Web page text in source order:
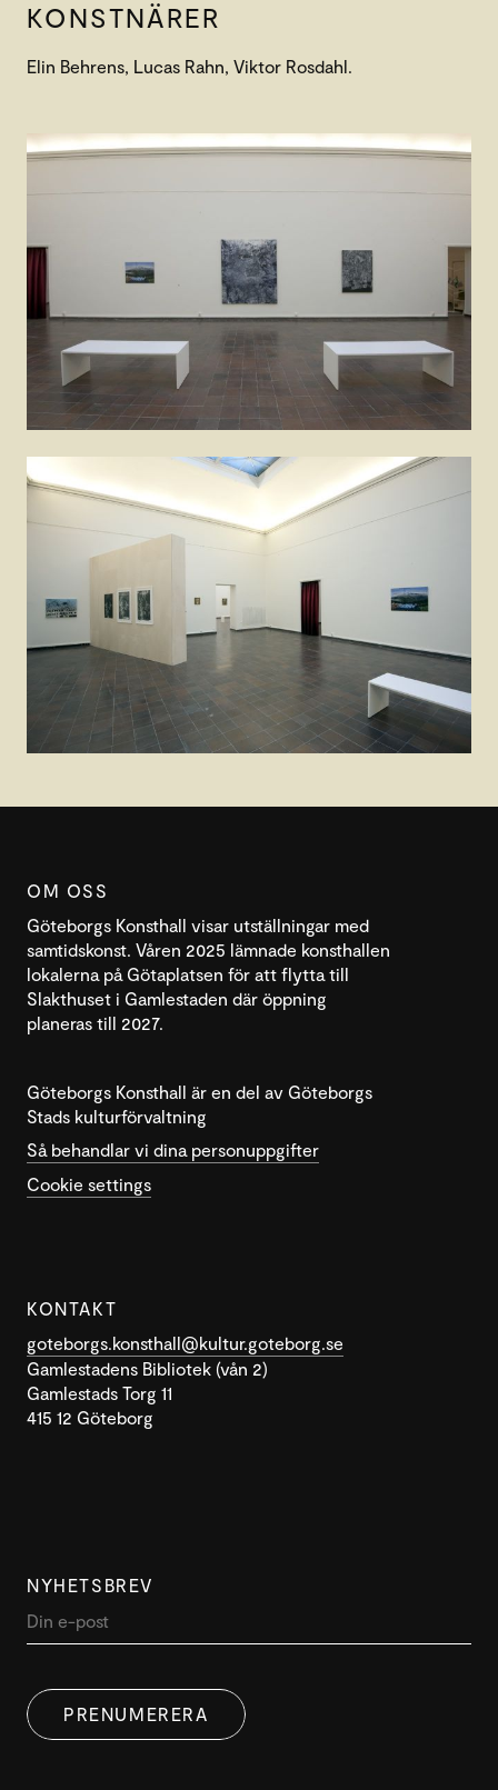
KONSTNÄRER
Elin Behrens, Lucas Rahn, Viktor Rosdahl.
OM OSS
Göteborgs Konsthall visar utställningar med
samtidskonst. Våren 2025 lämnade konsthallen
lokalerna på Götaplatsen för att flytta till
Slakthuset i Gamlestaden där öppning
planeras till 2027.
Göteborgs Konsthall är en del av Göteborgs
Stads kulturförvaltning
Så behandlar vi dina personuppgifter
Cookie settings
KONTAKT
goteborgs.konsthall@kultur.goteborg.se
Gamlestadens Bibliotek (vån 2)
Gamlestads Torg 11
415 12 Göteborg
NYHETSBREV
PRENUMERERA
COOKIES